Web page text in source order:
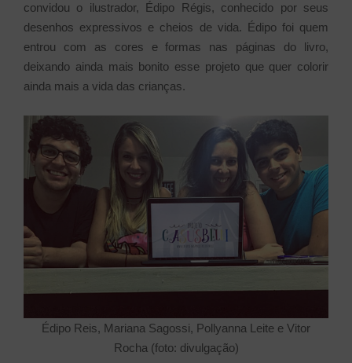
convidou o ilustrador, Édipo Régis, conhecido por seus
desenhos expressivos e cheios de vida. Édipo foi quem
entrou com as cores e formas nas páginas do livro,
deixando ainda mais bonito esse projeto que quer colorir
ainda mais a vida das crianças.
Édipo Reis, Mariana Sagossi, Pollyanna Leite e Vitor
Rocha (foto: divulgação)